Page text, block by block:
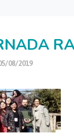
08/2019